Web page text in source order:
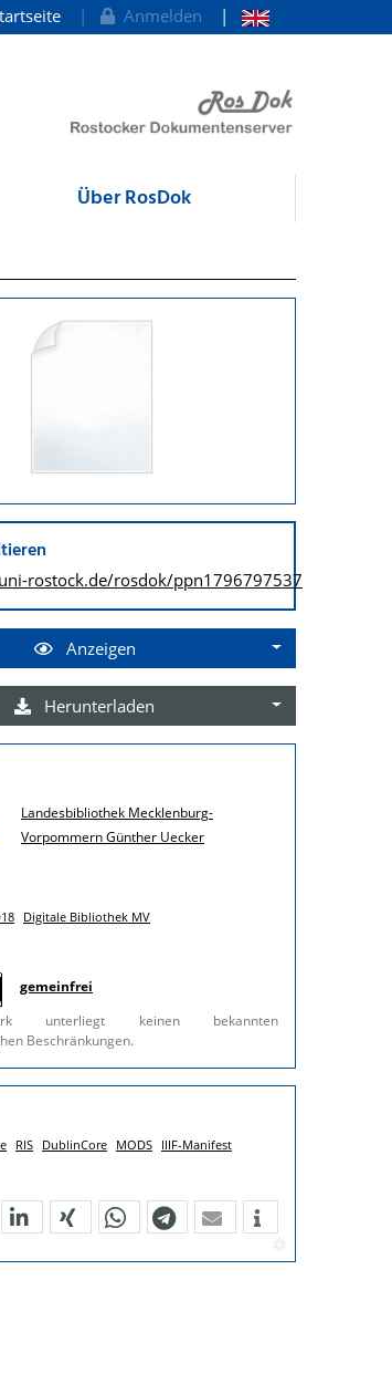
Anmelden
Über RosDok
rostock.de/rosdok/ppn1796797537
Anzeigen
Herunterladen
Landesbibliothek Mecklenburg-
Vorpommern Günther Uecker
Digitale Bibliothek MV
gemeinfrei
unterliegt keinen bekannten
Beschränkungen.
RIS DublinCore MODS IIIF-Manifest